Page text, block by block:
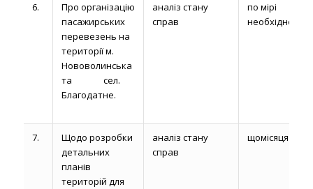
6.
Про організацію
пасажирських
перевезень на
території м.
Нововолинська
та сел.
Благодатне.
аналіз стану
справ
по мірі
необхідності
7.
Щодо розробки
детальних
планів
територій для
аналіз стану
справ
щомісяця